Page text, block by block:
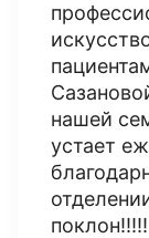
нашей
устает